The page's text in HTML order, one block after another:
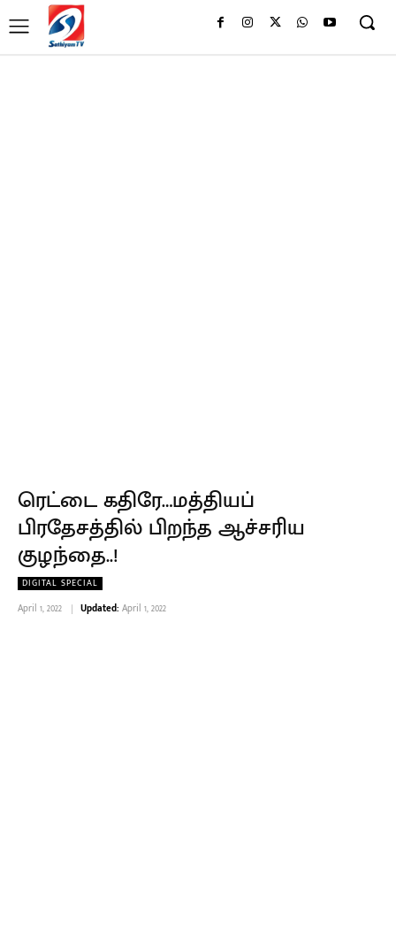
ரெட்டை கதிரே…மத்தியப்
பிரதேசத்தில் பிறந்த ஆச்சரிய
குழந்தை..!
DIGITAL SPECIAL
April 1, 2022 Updated: April 1, 2022